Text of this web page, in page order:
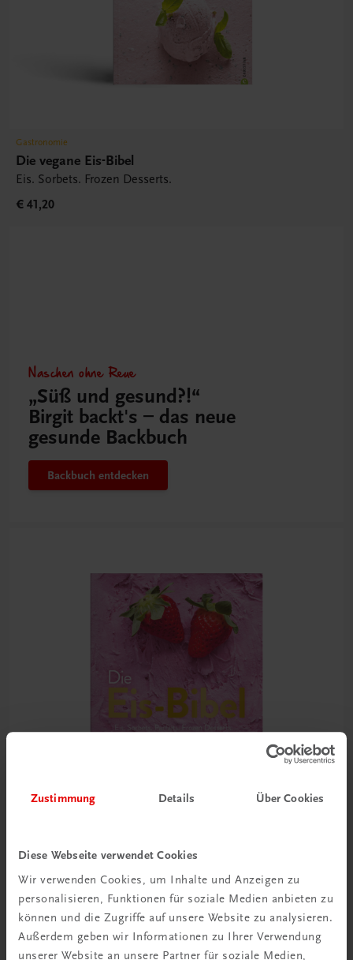
Zustimmung Details Über Cookies
Diese Webseite verwendet Cookies
Wir verwenden Cookies, um Inhalte und Anzeigen zu
personalisieren, Funktionen für soziale Medien anbieten zu
können und die Zugriffe auf unsere Website zu analysieren.
Außerdem geben wir Informationen zu Ihrer Verwendung
unserer Website an unsere Partner für soziale Medien,
Gastronomie
Die vegane Eis-Bibel
Eis. Sorbets. Frozen Desserts.
€ 41,20
Naschen ohne Reue
„Süß und gesund?!“
Birgit backt's – das neue
gesunde Backbuch
Backbuch entdecken
Die Eis-Bibel
Eis. Sorbets. Parfaits. Frozen Desserts.
€ 41,20